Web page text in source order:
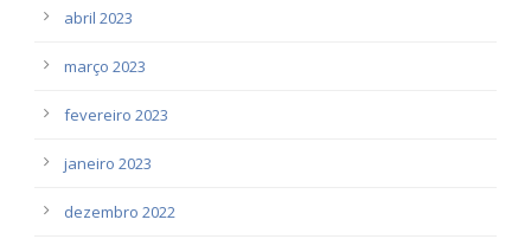
abril 2023
março 2023
fevereiro 2023
janeiro 2023
dezembro 2022